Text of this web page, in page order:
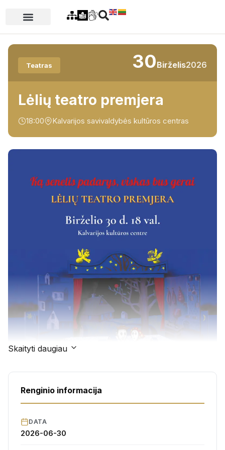
Teatras 30Birželis2026
Lėlių teatro premjera
18:00 Kalvarijos savivaldybės kultūros centras
Kalvarijos kultūros centras kviečia į premjerinį lėlių
Skaityti daugiau
Renginio informacija
DATA
2026-06-30